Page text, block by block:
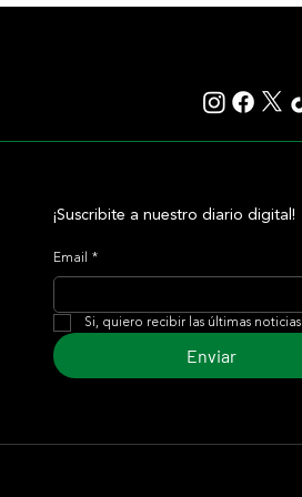
¡Suscribite a nuestro diario digital!
Email *
Si, quiero recibir las últimas noticias
Enviar